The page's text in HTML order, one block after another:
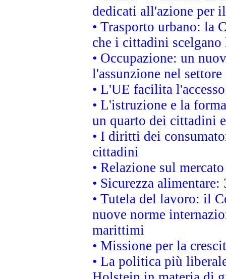
dedicati all'azione per
• Trasporto urbano: la
che i cittadini
• Occupazione: un
l'assunzione nel
• L'UE facilita
• L'istruzione e la
un quarto dei cittadini
• I diritti dei
cittadini
• Relazione sul
• Sicurezza
• Tutela del lavoro: il
nuove norme
marittimi
• Missione per la
• La politica più